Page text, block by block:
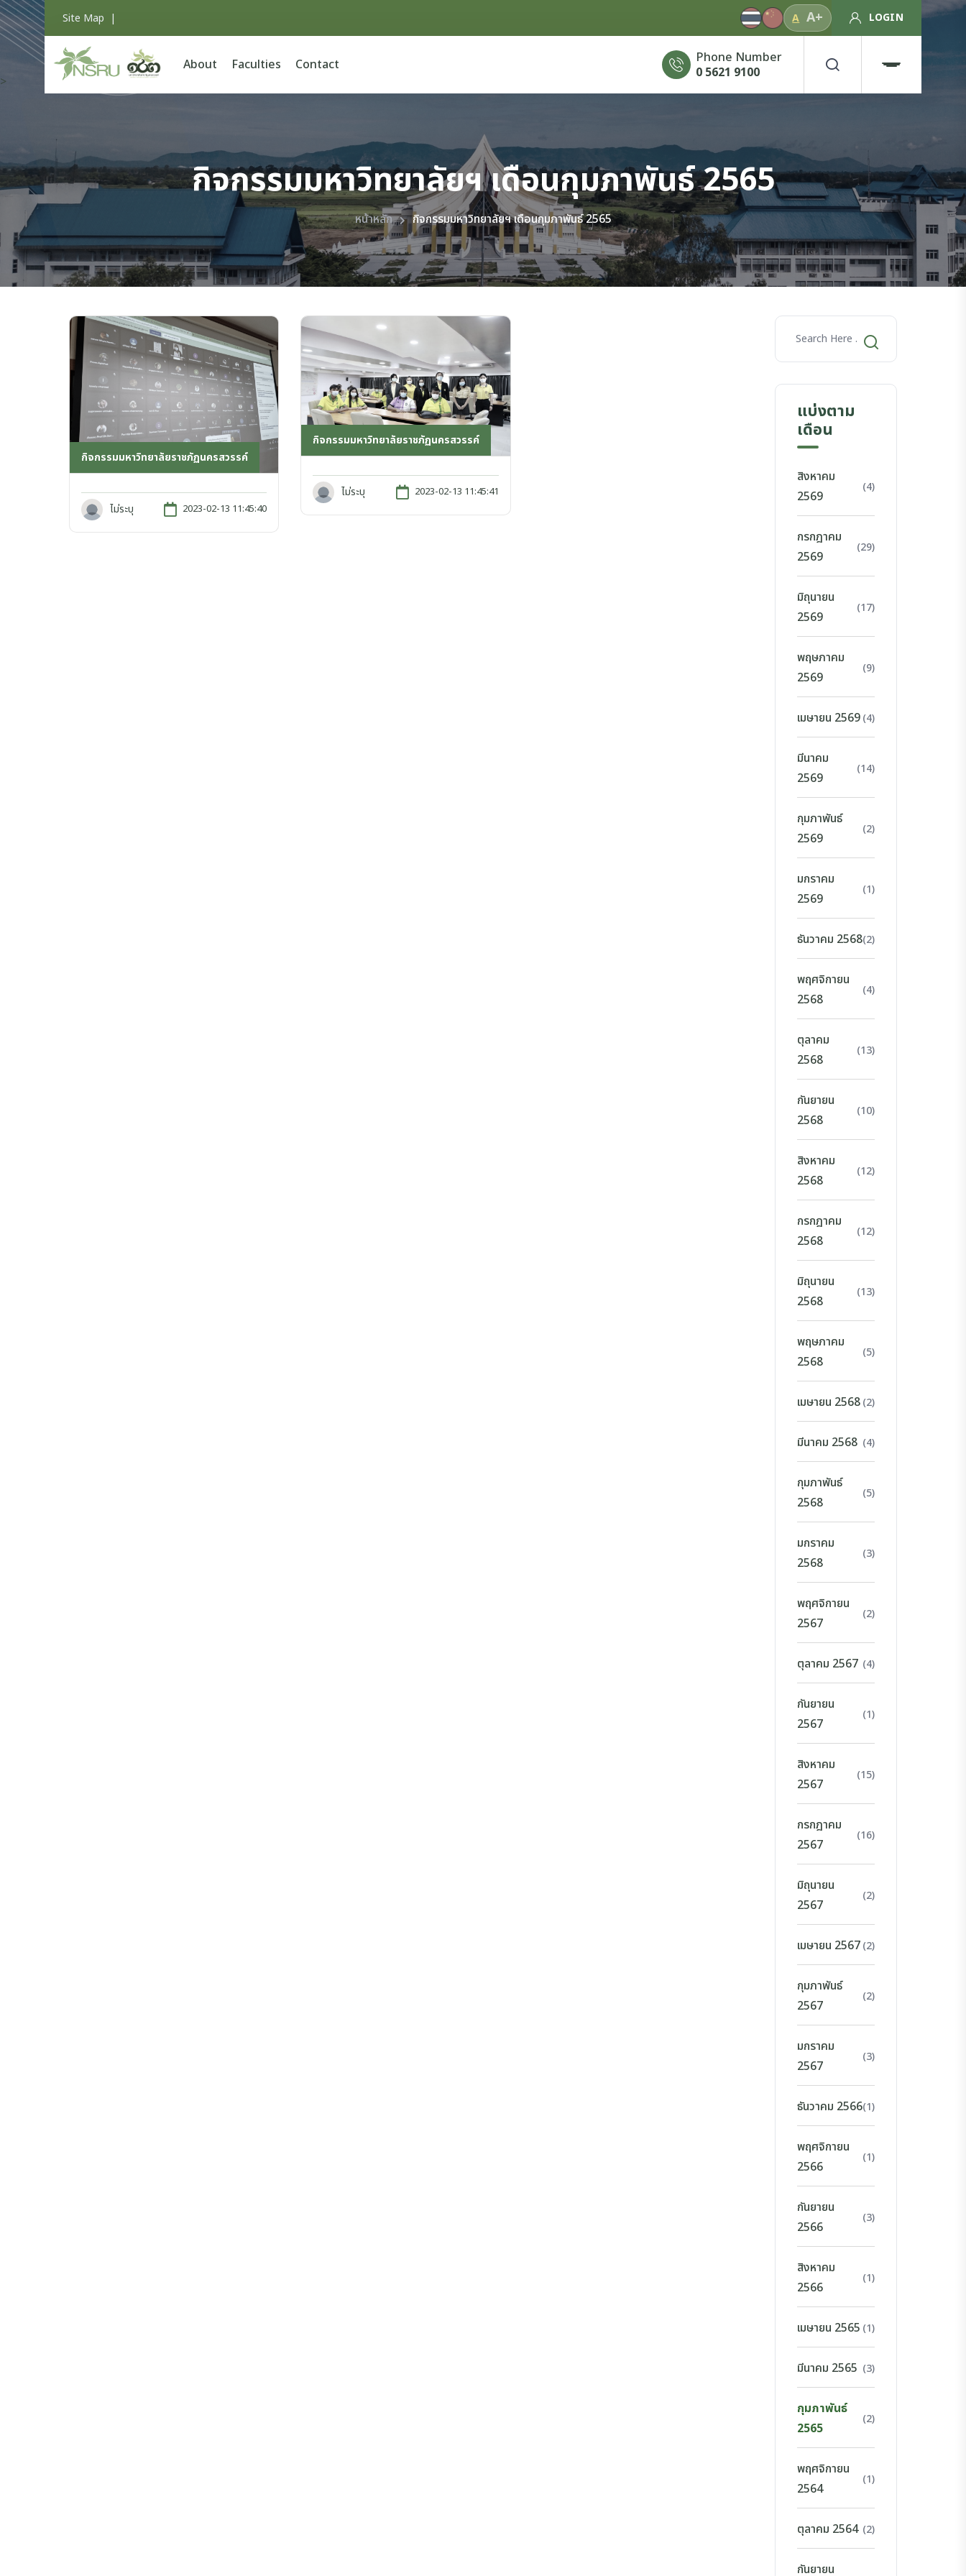
Site Map | A A+ LOGIN
About Faculties Contact
Phone Number
0 5621 9100
>
กิจกรรมมหาวิทยาลัยฯ เดือนกุมภาพันธ์ 2565
หน้าหลัก กิจกรรมมหาวิทยาลัยฯ เดือนกุมภาพันธ์ 2565
กิจกรรมมหาวิทยาลัยราชภัฏนครสวรรค์
ไม่ระบุ 2023-02-13 11:45:40
กิจกรรมมหาวิทยาลัยราชภัฏนครสวรรค์
ไม่ระบุ 2023-02-13 11:45:41
แบ่งตาม
เดือน
สิงหาคม
2569
(4)
กรกฎาคม
2569
(29)
มิถุนายน
2569
(17)
พฤษภาคม
2569
(9)
เมษายน 2569(4)
มีนาคม
2569
(14)
กุมภาพันธ์
2569
(2)
มกราคม
2569
(1)
ธันวาคม 2568(2)
พฤศจิกายน
2568
(4)
ตุลาคม
2568
(13)
กันยายน
2568
(10)
สิงหาคม
2568
(12)
กรกฎาคม
2568
(12)
มิถุนายน
2568
(13)
พฤษภาคม
2568
(5)
เมษายน 2568(2)
มีนาคม 2568 (4)
กุมภาพันธ์
2568
(5)
มกราคม
2568
(3)
พฤศจิกายน
2567
(2)
ตุลาคม 2567 (4)
กันยายน
2567
(1)
สิงหาคม
2567
(15)
กรกฎาคม
2567
(16)
มิถุนายน
2567
(2)
เมษายน 2567(2)
กุมภาพันธ์
2567
(2)
มกราคม
2567
(3)
ธันวาคม 2566(1)
พฤศจิกายน
2566
(1)
กันยายน
2566
(3)
สิงหาคม
2566
(1)
เมษายน 2565 (1)
มีนาคม 2565 (3)
กุมภาพันธ์
2565
(2)
พฤศจิกายน
2564
(1)
ตุลาคม 2564 (2)
กันยายน